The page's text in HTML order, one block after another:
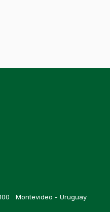
Montevideo - Uruguay